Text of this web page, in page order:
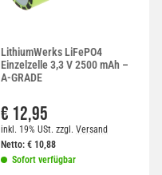
LithiumWerks LiFePO4
Einzelzelle 3,3 V 2500 mAh –
A-GRADE
€ 12,95
inkl. 19% USt. zzgl. Versand
Netto: € 10,88
Sofort verfügbar